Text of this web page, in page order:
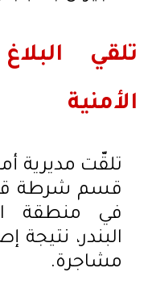
تلقي
الأمنية
تلقّت مديرية
قسم شرطة
في منطقة
البندر، نتيجة
مشاجرة.